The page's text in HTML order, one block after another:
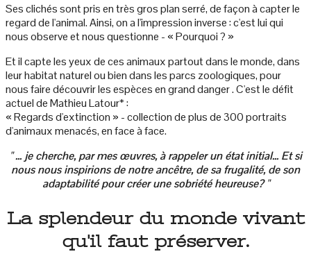
Ses clichés sont pris en très gros plan serré, de façon à capter le
regard de l'animal. Ainsi, on a l'impression inverse : c'est lui qui
nous observe et nous questionne - « Pourquoi ? »
Et il capte les yeux de ces animaux partout dans le monde, dans
leur habitat naturel ou bien dans les parcs zoologiques, pour
nous faire découvrir les espèces en grand danger . C'est le défit
actuel de Mathieu Latour* :
« Regards d'extinction » - collection de plus de 300 portraits
d'animaux menacés, en face à face.
" ... je cherche, par mes œuvres, à rappeler un état initial... Et si
nous nous inspirions de notre ancêtre, de sa frugalité, de son
adaptabilité pour créer une sobriété heureuse? "
La splendeur du monde vivant
qu'il faut préserver.